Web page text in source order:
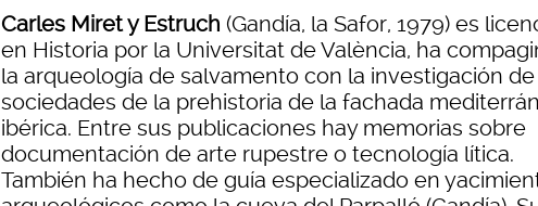
Carles Miret y Estruch (Gandía, la Safor, 1979) es
en Historia por la Universitat de València, ha
la arqueología de salvamento con la investigación
sociedades de la prehistoria de la fachada
ibérica. Entre sus publicaciones hay memorias sobre
documentación de arte rupestre o tecnología lítica.
También ha hecho de guía especializado en